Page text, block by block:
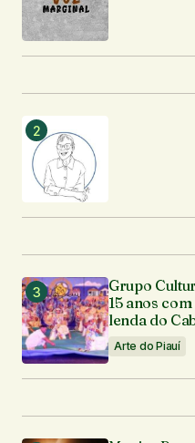
Grupo
15 anos
lenda do
Arte do Piauí